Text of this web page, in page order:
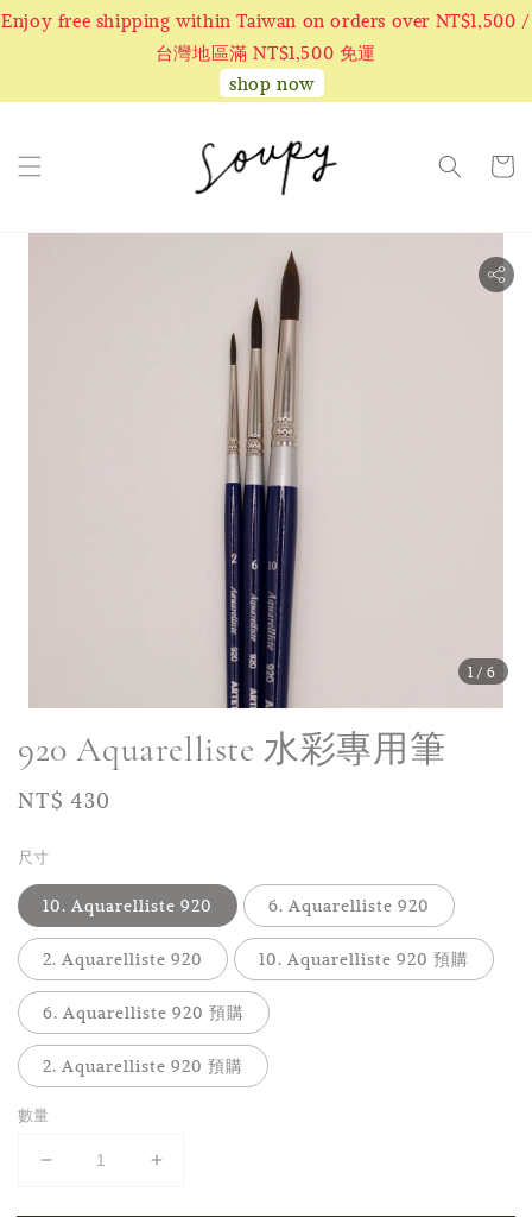
Enjoy free shipping within Taiwan on orders over NT$1,500 /
台灣地區滿 NT$1,500 免運
shop now
1 /6
920 Aquarelliste 水彩專用筆
Regular
NT$ 430
尺寸
10. Aquarelliste 920 6. Aquarelliste 920
2. Aquarelliste 920 10. Aquarelliste 920 預購
6. Aquarelliste 920 預購
2. Aquarelliste 920 預購
數量